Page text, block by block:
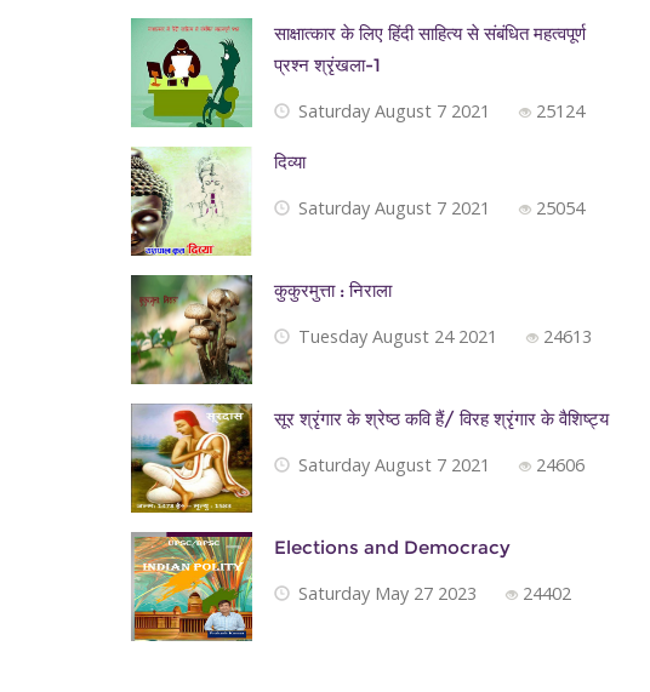
साक्षात्कार के लिए हिंदी साहित्य से संबंधित महत्वपूर्ण
प्रश्न श्रृंखला-1
Saturday August 7 2021
25124
दिव्या
Saturday August 7 2021
25054
कुकुरमुत्ता : निराला
Tuesday August 24 2021
24613
सूर श्रृंगार के श्रेष्ठ कवि हैं/ विरह श्रृंगार के वैशिष्ट्य
Saturday August 7 2021
24606
Elections and Democracy
Saturday May 27 2023
24402